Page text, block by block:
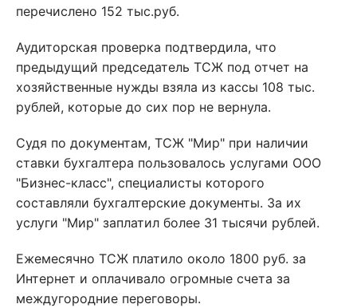
перечислено 152 тыс.руб.
Аудиторская проверка подтвердила, что
предыдущий председатель ТСЖ под отчет на
хозяйственные нужды взяла из кассы 108 тыс.
рублей, которые до сих пор не вернула.
Судя по документам, ТСЖ "Мир" при наличии
ставки бухгалтера пользовалось услугами ООО
"Бизнес-класс", специалисты которого
составляли бухгалтерские документы. За их
услуги "Мир" заплатил более 31 тысячи рублей.
Ежемесячно ТСЖ платило около 1800 руб. за
Интернет и оплачивало огромные счета за
междугородние переговоры.